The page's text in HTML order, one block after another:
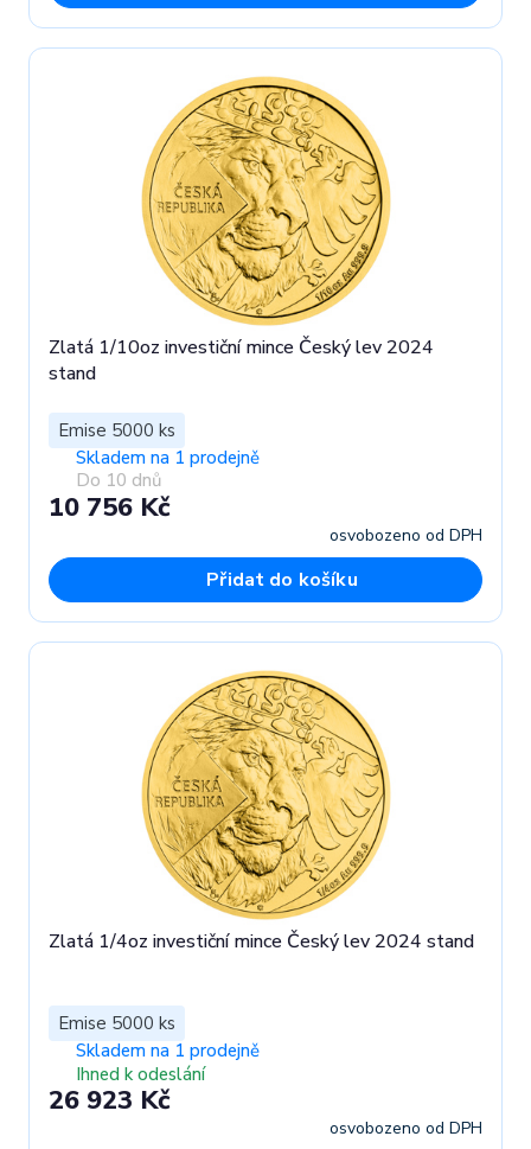
Zlatá 1/10oz investiční mince Český lev 2024
stand
Emise 5000 ks
Skladem na 1 prodejně
Do 10 dnů
10 756 Kč
osvobozeno od DPH
Přidat do košíku
Zlatá 1/4oz investiční mince Český lev 2024 stand
Emise 5000 ks
Skladem na 1 prodejně
Ihned k odeslání
26 923 Kč
osvobozeno od DPH